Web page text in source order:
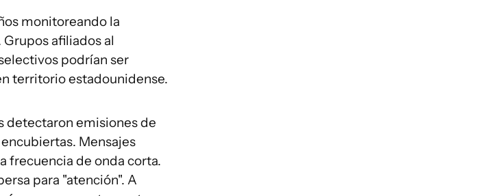
monitoreando la
afiliados al
podrían ser
territorio estadounidense.
detectaron emisiones de
Mensajes
frecuencia de onda corta.
para "atención". A